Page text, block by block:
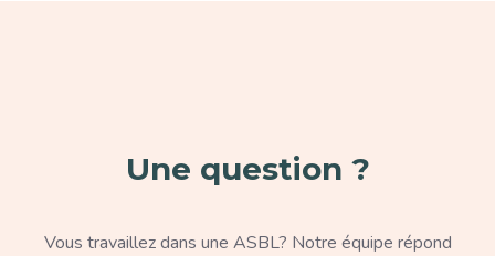
Une question ?
Vous travaillez dans une ASBL? Notre équipe répond